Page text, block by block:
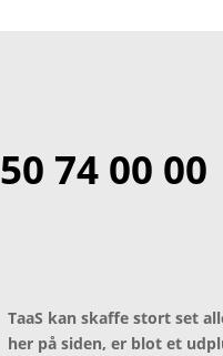
50 74 00 00
TaaS kan skaffe stort set
her på siden, er blot et